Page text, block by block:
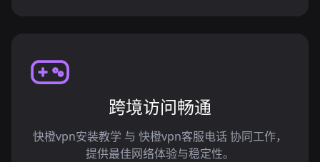
跨境访问畅通
快橙vpn安装教学 与 快橙vpn客服电话 协同工作，
提供最佳网络体验与稳定性。